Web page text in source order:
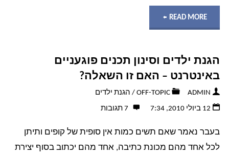
READ MORE "שאלות
ותשובות
(קצת
פחות
נפוצות):
הגנת ילדים וסינון תכנים פוגעניים
באינטרנט – האם זו השאלה?
ADMIN
OFF-TOPIC
/ הגנת ילדים
12 ביולי 2010, 7:34
7 תגובות
בעבר נאמר שאם תשים כמות אין סופית של קופים ותיתן
לכל אחד מהם מכונת כתיבה, אחד מהם יכתוב בסוף יצירת